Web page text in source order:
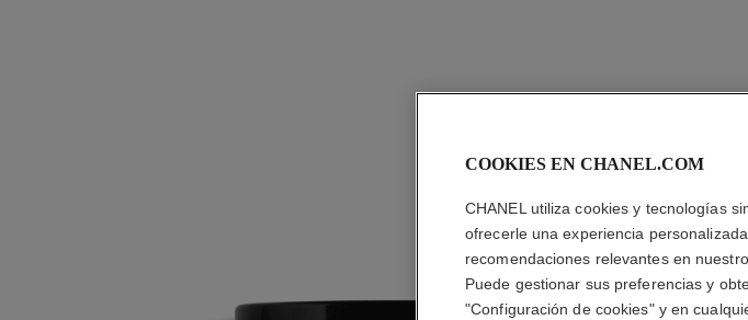
COOKIES EN CHANEL.COM
CHANEL utiliza cookies y tecnologías
ofrecerle una experiencia
recomendaciones relevantes en
Puede gestionar sus preferencias y
"Configuración de cookies" y en